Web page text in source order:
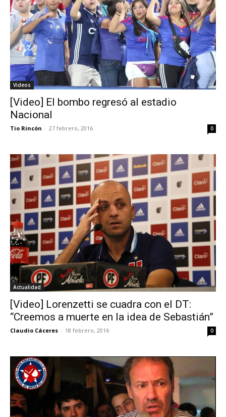
Videos
[Video] El bombo regresó al estadio
Nacional
Tio Rincón - 27 febrero, 2016 0
Actualidad
[Video] Lorenzetti se cuadra con el DT:
“Creemos a muerte en la idea de Sebastián”
Claudio Cáceres - 18 febrero, 2016 0